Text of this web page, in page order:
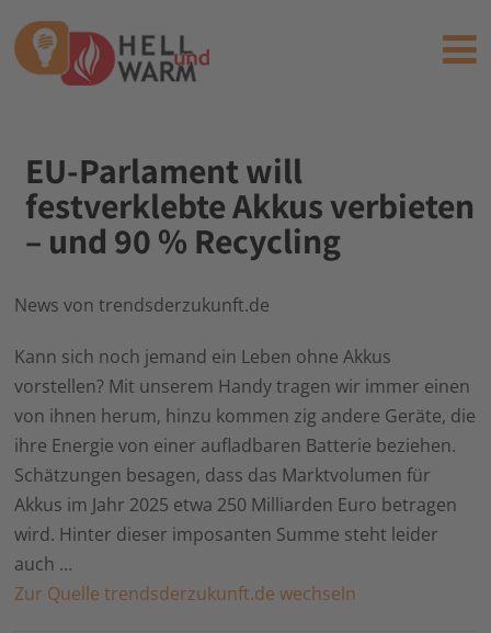
EU-Parlament will
festverklebte Akkus verbieten
– und 90 % Recycling
News von trendsderzukunft.de
Kann sich noch jemand ein Leben ohne Akkus
vorstellen? Mit unserem Handy tragen wir immer einen
von ihnen herum, hinzu kommen zig andere Geräte, die
ihre Energie von einer aufladbaren Batterie beziehen.
Schätzungen besagen, dass das Marktvolumen für
Akkus im Jahr 2025 etwa 250 Milliarden Euro betragen
wird. Hinter dieser imposanten Summe steht leider
auch …
Zur Quelle trendsderzukunft.de wechseln